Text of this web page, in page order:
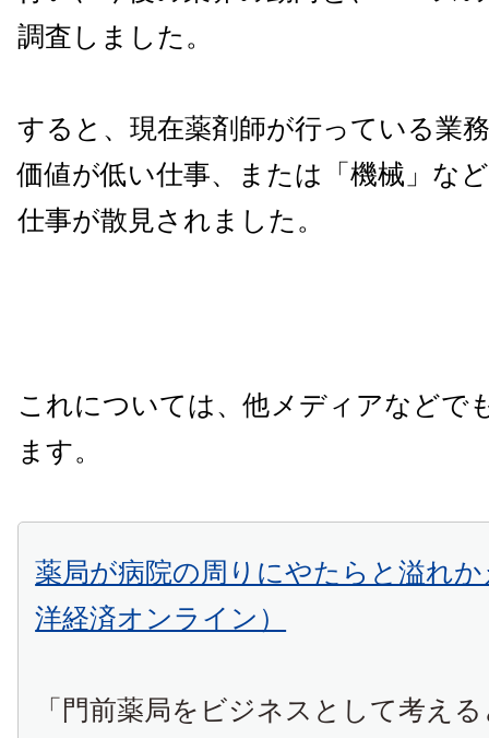
調査しました。
すると、現在薬剤師が行っている業
価値が低い仕事、または「機械」な
仕事が散見されました。
これについては、他メディアなどで
ます。
薬局が病院の周りにやたらと溢れ
洋経済オンライン）
「門前薬局をビジネスとして考え